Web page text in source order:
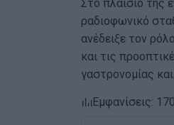
Στο πλαίσιο της
ραδιοφωνικό
ανέδειξε τον
και τις
γαστρονομίας και
Εμφανίσεις: 170